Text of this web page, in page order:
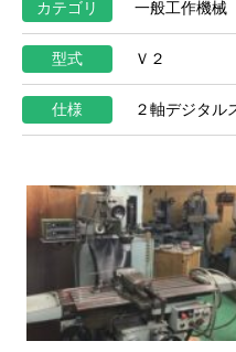
カテゴリ 一般工作機械
型式 Ｖ２
仕様 ２軸デジタル